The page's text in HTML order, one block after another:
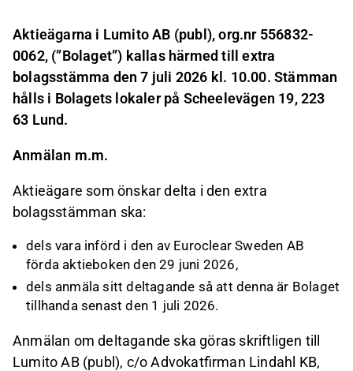
Aktieägarna i Lumito AB (publ), org.nr 556832-
0062, (”Bolaget”) kallas härmed till extra
bolagsstämma den 7 juli 2026 kl. 10.00. Stämman
hålls i Bolagets lokaler på Scheelevägen 19, 223
63 Lund.
Anmälan m.m.
Aktieägare som önskar delta i den extra
bolagsstämman ska:
dels vara införd i den av Euroclear Sweden AB
förda aktieboken den 29 juni 2026,
dels anmäla sitt deltagande så att denna är Bolaget
tillhanda senast den 1 juli 2026.
Anmälan om deltagande ska göras skriftligen till
Lumito AB (publ), c/o Advokatfirman Lindahl KB,